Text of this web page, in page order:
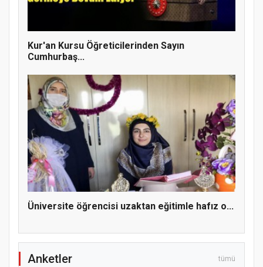
MÜFTÜ ABULSELAM ÖZDERE’YE ZİYARET
Hz. Peygamber ve Gençlik Konferansı
Kur'an Kursu Öğreticilerinden Sayın
Cumhurbaş...
Üniversite öğrencisi uzaktan eğitimle hafız o...
Anketler tümü